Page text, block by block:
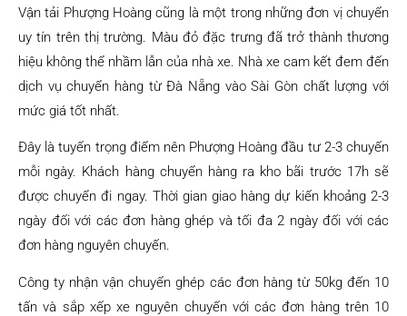
Vận tải Phượng Hoàng cũng là một trong những đơn vị chuyển
uy tín trên thị trường. Màu đỏ đặc trưng đã trở thành thương
hiệu không thể nhầm lẫn của nhà xe. Nhà xe cam kết đem đến
dịch vụ chuyển hàng từ Đà Nẵng vào Sài Gòn chất lượng với
mức giá tốt nhất.
Đây là tuyến trọng điểm nên Phượng Hoàng đầu tư 2-3 chuyến
mỗi ngày. Khách hàng chuyển hàng ra kho bãi trước 17h sẽ
được chuyển đi ngay. Thời gian giao hàng dự kiến khoảng 2-3
ngày đối với các đơn hàng ghép và tối đa 2 ngày đối với các
đơn hàng nguyên chuyến.
Công ty nhận vận chuyển ghép các đơn hàng từ 50kg đến 10
tấn và sắp xếp xe nguyên chuyến với các đơn hàng trên 10